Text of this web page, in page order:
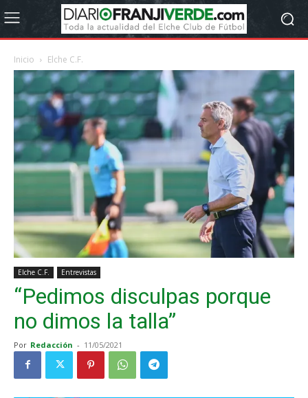
Inicio Elche C.F.
Elche C.F. Entrevistas
“Pedimos disculpas porque
no dimos la talla”
Por Redacción - 11/05/2021